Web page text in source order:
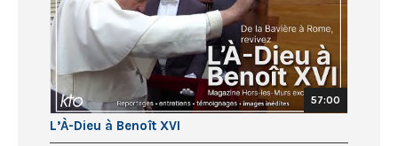
57:00
L’À-Dieu à Benoît XVI